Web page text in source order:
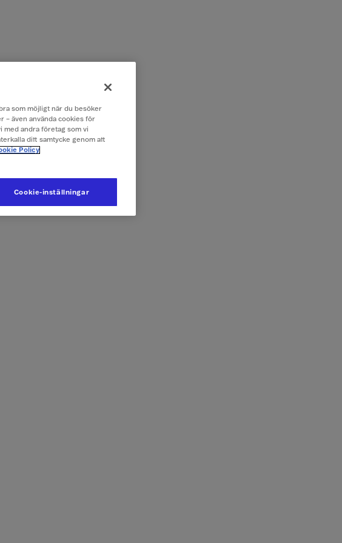
som möjligt när du besöker
– även använda cookies för
med andra företag som vi
ditt samtycke genom att
Policy
Cookie-inställningar